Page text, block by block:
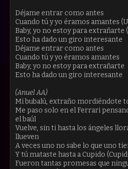
Déjame entrar como antes
Cuando tú y yo éramos amantes
Baby, yo no estoy para extrañarte
Esto ha dado un giro interesante
Déjame entrar como antes
Cuando tú y yo éramos amantes
Baby, yo no estoy para extrañarte
Esto ha dado un giro interesante
(Anuel AA)
Mi bubalú, extraño mordiéndote
Me paso solo en el Ferrari
el baúl
Vuelve, sin ti hasta los ángeles
llueven
A veces uno no sabe lo que uno
Y tú mataste hasta a Cupido
Fueron tantas promesas que